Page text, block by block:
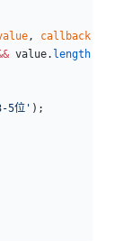
, callback
value. length
5位' );